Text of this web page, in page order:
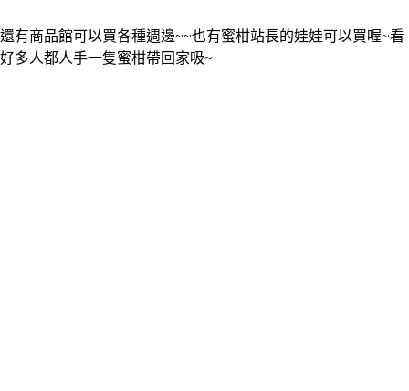
還有商品館可以買各種週邊~~也有蜜柑站長的娃娃可以買喔~看
好多人都人手一隻蜜柑帶回家吸~